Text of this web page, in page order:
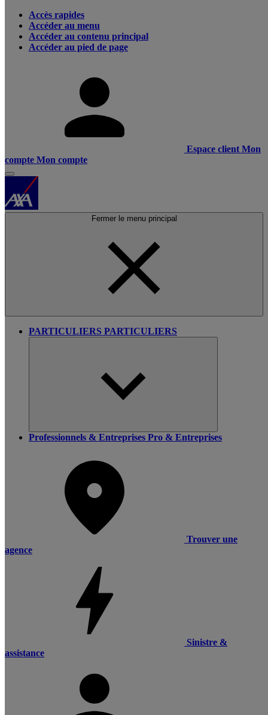
Accès rapides
Accéder au menu
Accéder au contenu principal
Accéder au pied de page
Espace client Mon
compte Mon compte
Fermer le menu principal
PARTICULIERS PARTICULIERS
Professionnels & Entreprises Pro & Entreprises
Trouver une
agence
Sinistre &
assistance